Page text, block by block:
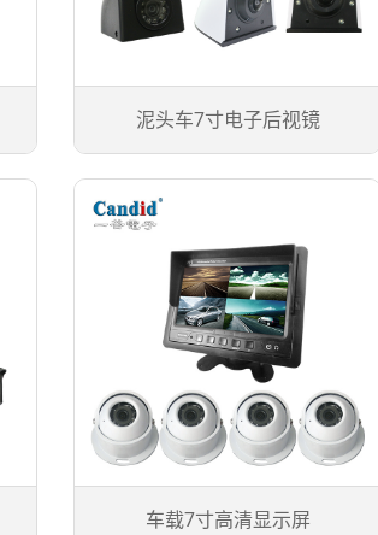
泥头车7寸电子后视镜
车载7寸高清显示屏